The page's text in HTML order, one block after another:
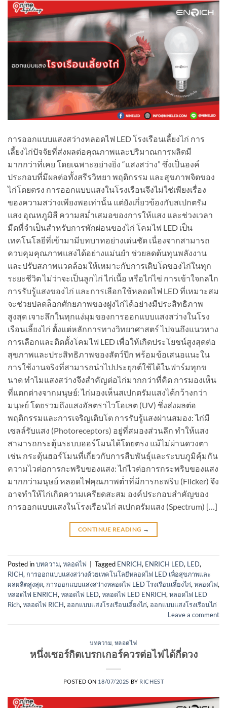
การออกแบบแสงสว่างหลอดไฟ LED โรงเรือนเลี้ยงไก่ การ
เลี้ยงไก่ปัจจัยที่ส่งผลต่อคุณภาพและปริมาณการผลิตมี
มากกว่าที่เคย โดยเฉพาะอย่างยิ่ง “แสงสว่าง” ซึ่งเป็นองค์
ประกอบที่มีผลต่อทั้งสรีรวิทยา พฤติกรรม และสุขภาพจิตของ
ไก่โดยตรง การออกแบบแสงในโรงเรือนจึงไม่ใช่เพียงเรื่อง
ของความสว่างเพียงพอเท่านั้น แต่ยังเกี่ยวข้องกับสเปกตรัม
แสง อุณหภูมิสี ความสม่ำเสมอของการให้แสง และช่วงเวลา
มืดที่จำเป็นสำหรับการพักผ่อนของไก่ โคมไฟ LED เป็น
เทคโนโลยีที่เข้ามามีบทบาทอย่างเด่นชัด เนื่องจากสามารถ
ควบคุมคุณภาพแสงได้อย่างแม่นยำ ช่วยลดต้นทุนพลังงาน
และปรับสภาพแวดล้อมให้เหมาะกับการเติบโตของไก่ในทุก
ระยะชีวิต ไม่ว่าจะเป็นลูกไก่ ไก่เนื้อ หรือไก่ไข่ การเข้าใจกลไก
การรับรู้แสงของไก่ และการเลือกใช้หลอดไฟ LED ที่เหมาะสม
จะช่วยปลดล็อกศักยภาพของฝูงไก่ได้อย่างมีประสิทธิภาพ
สูงสุด เจาะลึกในทุกแง่มุมของการออกแบบแสงสว่างในโรง
เรือนเลี้ยงไก่ ตั้งแต่หลักการทางวิทยาศาสตร์ ไปจนถึงแนวทาง
การเลือกและติดตั้งโคมไฟ LED เพื่อให้เกิดประโยชน์สูงสุดต่อ
สุขภาพและประสิทธิภาพของสัตว์ปีก พร้อมข้อเสนอแนะใน
การใช้งานจริงที่สามารถนำไปประยุกต์ใช้ได้ในฟาร์มทุกข
นาด ทำไมแสงสว่างจึงสำคัญต่อไก่มากกว่าที่คิด การมองเห็น
ที่แตกต่างจากมนุษย์: ไก่มองเห็นสเปกตรัมแสงได้กว้างกว่า
มนุษย์ โดยรวมถึงแสงอัลตราไวโอเลต (UV) ซึ่งส่งผลต่อ
พฤติกรรมและการเจริญเติบโต การรับรู้แสงผ่านสมอง: ไก่มี
เซลล์รับแสง (Photoreceptors) อยู่ที่สมองส่วนลึก ทำให้แสง
สามารถกระตุ้นระบบฮอร์โมนได้โดยตรง แม้ไม่ผ่านดวงตา
เช่น กระตุ้นฮอร์โมนที่เกี่ยวกับการสืบพันธุ์และระบบภูมิคุ้มกัน
ความไวต่อการกะพริบของแสง: ไก่ไวต่อการกระพริบของแสง
มากกว่ามนุษย์ หลอดไฟคุณภาพต่ำที่มีการกะพริบ (Flicker) จึง
อาจทำให้ไก่เกิดความเครียดสะสม องค์ประกอบสำคัญของ
การออกแบบแสงในโรงเรือนไก่ สเปกตรัมแสง (Spectrum) […]
CONTINUE READING →
Posted inบทความ, หลอดไฟ Tagged ENRICH, ENRICH LED, LED,
RICH, การออกแบบแสงสว่างด้วยเทคโนโลยีหลอดไฟ LED เพื่อสุขภาพและ
ผลผลิตสูงสุด, การออกแบบแสงสว่างหลอดไฟ LED โรงเรือนเลี้ยงไก่, หลอดไฟ,
หลอดไฟ ENRICH, หลอดไฟ LED, หลอดไฟ LED ENRICH, หลอดไฟ LED
Rich, หลอดไฟ RICH, ออกแบบแสงโรงเรือนเลี้ยงไก่, ออกแบบแสงโรงเรือนไก่
Leave a comment
บทความ หลอดไฟ
หนึ่งเซอร์กิตเบรกเกอร์ควรต่อไฟได้กี่ดวง
POSTED ON 18/07/2025 BY RICHEST